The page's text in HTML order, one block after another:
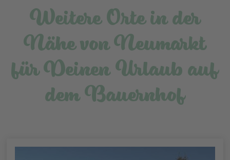
Weitere Orte in der
Nähe von Neumarkt
für Deinen Urlaub auf
dem Bauernhof